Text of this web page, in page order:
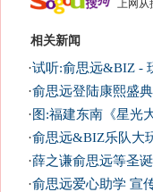
上网从
相关新闻
·试听:俞思远&BIZ -
·俞思远登陆康熙盛
· 图:福建东南《星
·俞思远&BIZ乐队大
·薛之谦俞思远等圣
·俞思远爱心助学 宣